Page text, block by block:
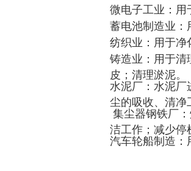
微电子工业：用
蓄电池制造业：
纺织业：用于净
铸造业：用于清
皮；清理淤泥。
水泥厂：水泥厂
尘的吸收、清净
集尘器钢铁厂
洁工作；减少停
汽车轮船制造：